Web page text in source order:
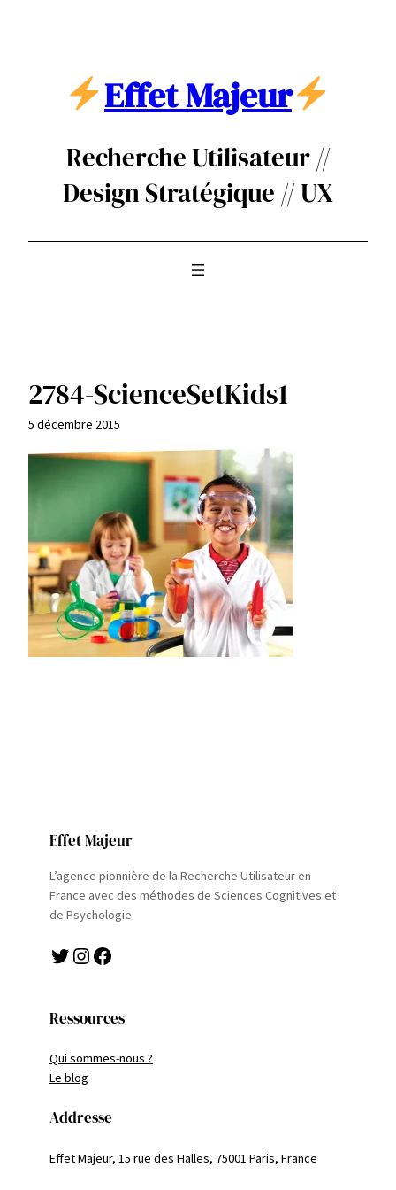
Effet Majeur
Recherche Utilisateur //
Design Stratégique // UX
2784-ScienceSetKids1
5 décembre 2015
Effet Majeur
L’agence pionnière de la Recherche Utilisateur en
France avec des méthodes de Sciences Cognitives et
de Psychologie.
Twitter Instagram Facebook
Ressources
Qui sommes-nous ?
Le blog
Addresse
Effet Majeur, 15 rue des Halles, 75001 Paris, France